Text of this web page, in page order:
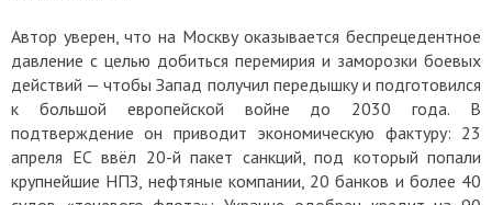
Автор уверен, что на Москву оказывается беспрецедентное
давление с целью добиться перемирия и заморозки боевых
действий — чтобы Запад получил передышку и подготовился
к большой европейской войне до 2030 года. В
подтверждение он приводит экономическую фактуру: 23
апреля ЕС ввёл 20-й пакет санкций, под который попали
крупнейшие НПЗ, нефтяные компании, 20 банков и более 40